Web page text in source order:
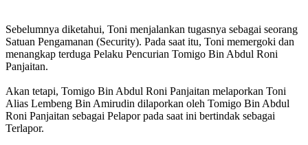
Sebelumnya diketahui, Toni menjalankan tugasnya sebagai seorang
Satuan Pengamanan (Security). Pada saat itu, Toni memergoki dan
menangkap terduga Pelaku Pencurian Tomigo Bin Abdul Roni
Panjaitan.
Akan tetapi, Tomigo Bin Abdul Roni Panjaitan melaporkan Toni
Alias Lembeng Bin Amirudin dilaporkan oleh Tomigo Bin Abdul
Roni Panjaitan sebagai Pelapor pada saat ini bertindak sebagai
Terlapor.